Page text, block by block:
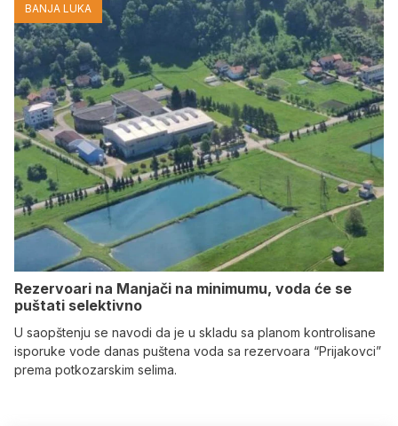
BANJA LUKA
Rezervoari na Manjači na minimumu, voda će se
puštati selektivno
U saopštenju se navodi da je u skladu sa planom kontrolisane
isporuke vode danas puštena voda sa rezervoara “Prijakovci”
prema potkozarskim selima.